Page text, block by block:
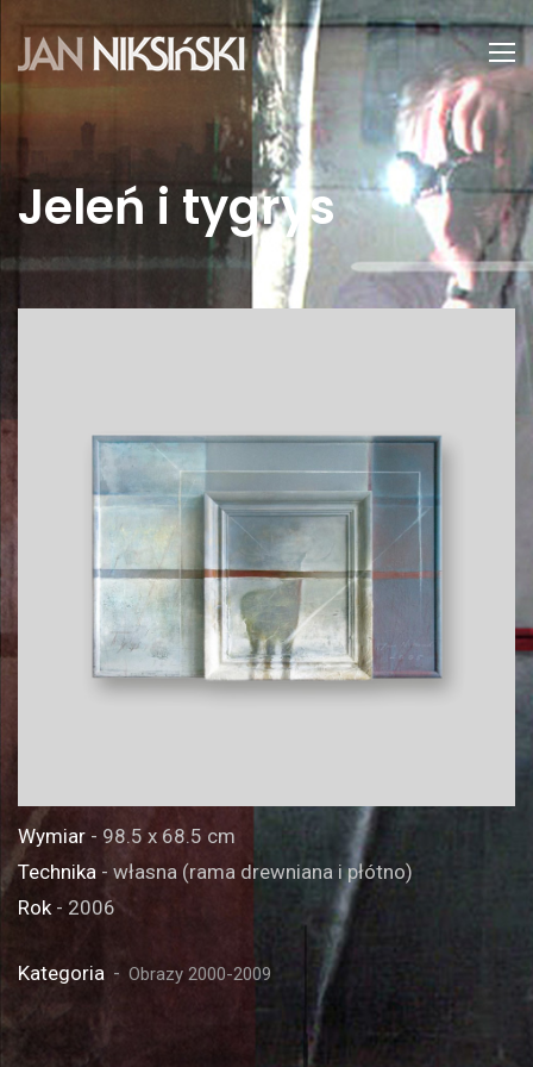
Jeleń i tygrys
Wymiar - 98.5 x 68.5 cm
Technika - własna (rama drewniana i płótno)
Rok- 2006
Kategoria Obrazy 2000-2009